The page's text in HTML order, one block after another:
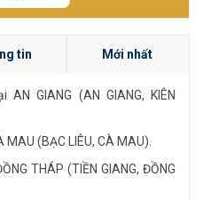
tin Mới nhất
GIANG (AN GIANG, KIÊN
(BẠC LIÊU, CÀ MAU).
THÁP (TIỀN GIANG, ĐỒNG